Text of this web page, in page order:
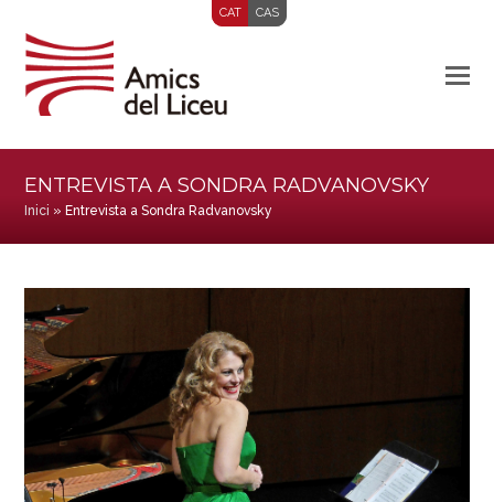
CAT CAS
ENTREVISTA A SONDRA RADVANOVSKY
Inici » Entrevista a Sondra Radvanovsky